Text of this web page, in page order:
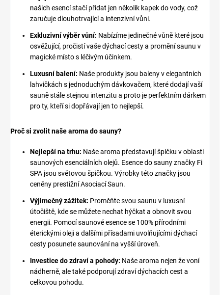
našich esencí stačí přidat jen několik kapek do vody, což
zaručuje dlouhotrvající a intenzivní vůni.
Exkluzivní výběr vůní: Nabízíme jedinečné vůně které jsou
osvěžující, pročistí vaše dýchací cesty a promění saunu v
magické místo s léčivým účinkem.
Luxusní balení: Naše produkty jsou baleny v elegantních
lahvičkách s jednoduchým dávkovačem, které dodají vaší
sauně stále stejnou intenzitu a proto je perfektním dárkem
pro ty, kteří si dopřávají jen to nejlepší.
Proč si zvolit naše aroma do sauny?
Nejlepší na trhu: Naše aroma představují špičku v oblasti
saunových esenciálních olejů. Esence do sauny značky Fi
SPA jsou světovou špičkou. Výrobky této značky jsou
ceněny prestižní Asociací Saun.
Výjimečný zážitek: Proměňte svou saunu v luxusní
útočiště, kde se můžete nechat hýčkat a obnovit svou
energii. Pomocí saunové esence se 100% přírodními
éterickými oleji a dalšími přísadami uvolňujícími dýchací
cesty posunete saunování na vyšší úroveň.
Investice do zdraví a pohody: Naše aroma nejen že voní
nádherně, ale také podporují zdraví dýchacích cest a
celkovou pohodu.